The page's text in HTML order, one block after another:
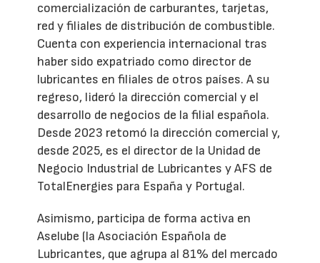
comercialización de carburantes, tarjetas,
red y filiales de distribución de combustible.
Cuenta con experiencia internacional tras
haber sido expatriado como director de
lubricantes en filiales de otros países. A su
regreso, lideró la dirección comercial y el
desarrollo de negocios de la filial española.
Desde 2023 retomó la dirección comercial y,
desde 2025, es el director de la Unidad de
Negocio Industrial de Lubricantes y AFS de
TotalEnergies para España y Portugal.
Asimismo, participa de forma activa en
Aselube (la Asociación Española de
Lubricantes, que agrupa al 81% del mercado